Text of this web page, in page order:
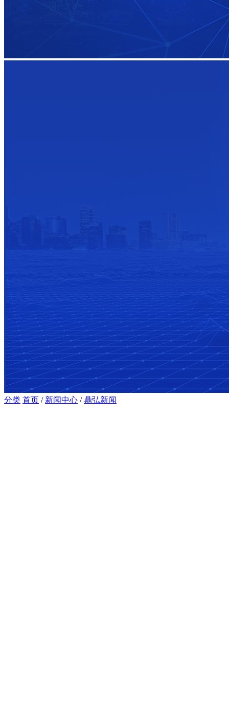
分类 首页 / 新闻中心 / 鼎弘新闻